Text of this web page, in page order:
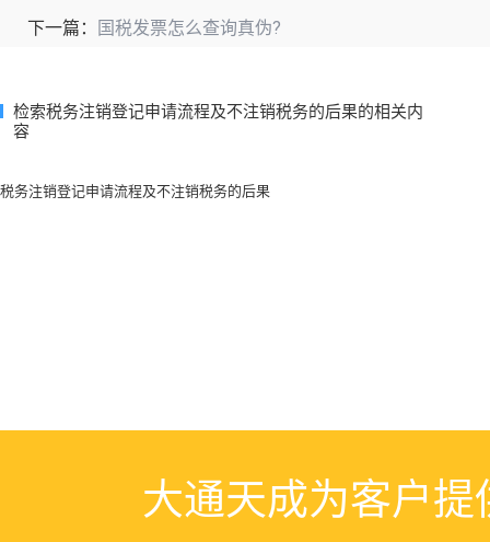
下一篇： 国税发票怎么查询真伪?
检索税务注销登记申请流程及不注销税务的后果的相关内
容
税务注销登记申请流程及不注销税务的后果
大通天成为客户